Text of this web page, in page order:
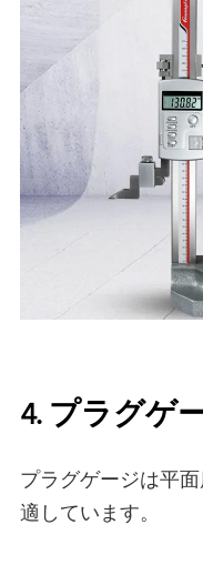
4. プラグゲ
プラグゲージは平
適しています。